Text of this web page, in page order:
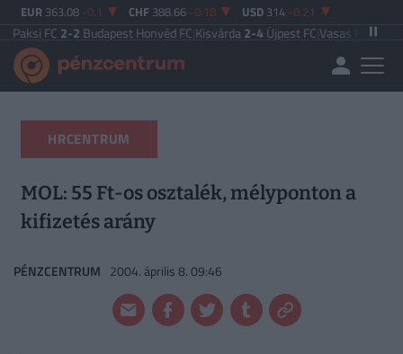
EUR 363.08 -0.1 CHF 388.66 -0.18 USD 314 -0.21
2Budapest Honvéd FC|Kisvárda2-4Újpest FC|Vasas FC5-0
HRCENTRUM
MOL: 55 Ft-os osztalék, mélyponton a
kifizetés arány
PÉNZCENTRUM 2004. április 8. 09:46